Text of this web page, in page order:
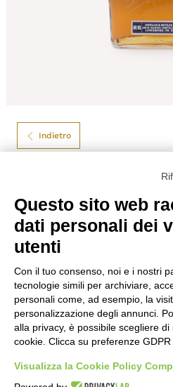
Indietro
Jack
JACK DANIEL’S
TENNESSE WHISKEY
Filtrato due volte per una morbidezza
Formato
70
Tipo
Bourbon
Gradazione
40,00%
Regione
Tennesse
Questo sito web
dati personali dei
utenti
Con il tuo consenso, noi e i nostri
tecnologie simili per archiviare,
personali come, ad esempio, la
personalizzazione degli annunci.
alla privacy, è possibile scegliere
cookie. Clicca su preferenze
Visualizza la Cookie Policy